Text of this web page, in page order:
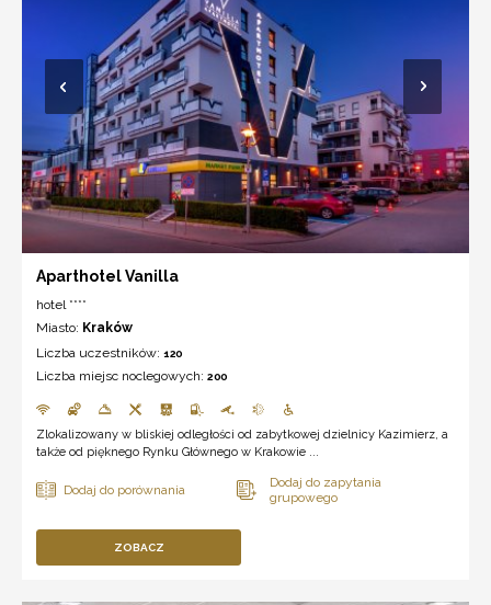
Aparthotel Vanilla
hotel ****
Miasto: Kraków
Liczba uczestników: 120
Liczba miejsc noclegowych: 200
Zlokalizowany w bliskiej odległości od zabytkowej dzielnicy Kazimierz, a
także od pięknego Rynku Głównego w Krakowie ...
ZOBACZ